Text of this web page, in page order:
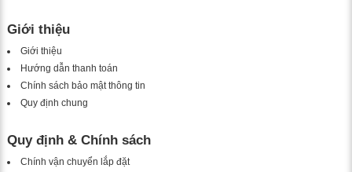
Giới thiệu
Giới thiệu
Hướng dẫn thanh toán
Chính sách bảo mật thông tin
Quy định chung
Quy định & Chính sách
Chính vận chuyển lắp đặt